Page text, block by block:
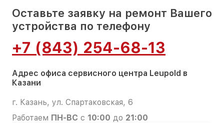
Оставьте заявку на ремонт Вашего
устройства по телефону
+7 (843) 254-68-13
Адрес офиса сервисного центра Leupold в
Казани
г. Казань, ул. Спартаковская, 6
Работаем ПН-ВС с 10:00 до 21:00